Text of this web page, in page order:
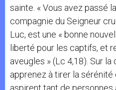
sainte. « Vous avez passé
compagnie du Seigneur
Luc, est une « bonne
liberté pour les captifs, et
aveugles » (Lc 4,18). Sur
apprenez à tirer la sérénité
aspirent tant de personnes